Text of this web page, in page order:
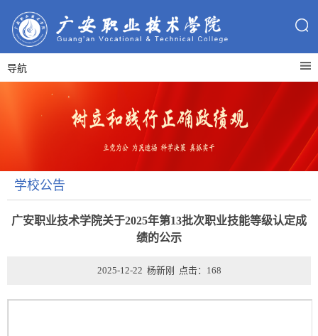
导航
学校公告
广安职业技术学院关于2025年第13批次职业技能等级认定成
绩的公示
2025-12-22 杨新刚 点击： 168